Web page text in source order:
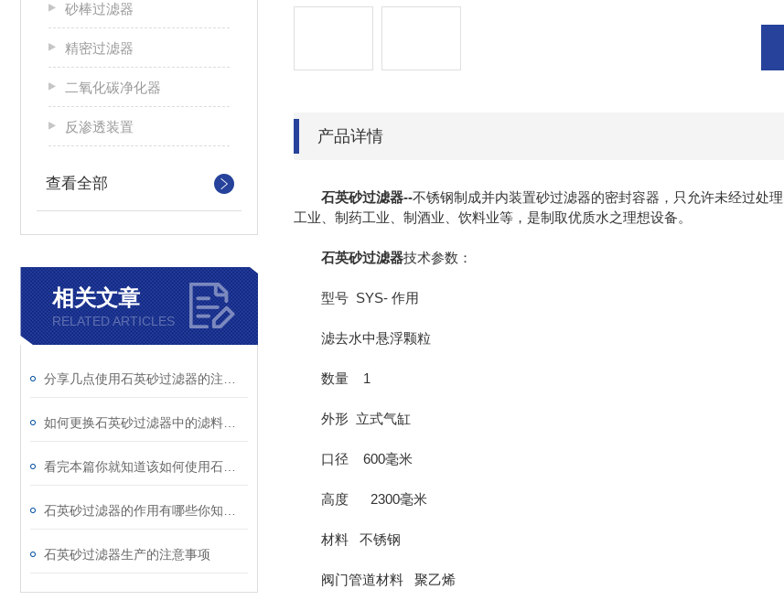
砂棒过滤器
精密过滤器
二氧化碳净化器
反渗透装置
查看全部
相关文章
RELATED ARTICLES
石英砂过滤器生产的注意事项
产品详情
石英砂过滤器--不锈钢制成并内装置砂过滤器的密封容器，只允许未经过处
工业、制药工业、制酒业、饮料业等，是制取优质水之理想设备。
石英砂过滤器技术参数：
型号 SYS- 作用
滤去水中悬浮颗粒
数量 1
外形 立式气缸
口径 600毫米
高度 2300毫米
材料 不锈钢
阀门管道材料 聚乙烯